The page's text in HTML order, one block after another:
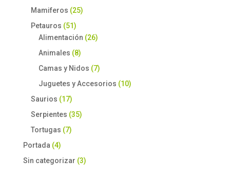
Mamiferos (25)
Petauros (51)
Alimentación (26)
Animales (8)
Camas y Nidos (7)
Juguetes y Accesorios (10)
Saurios (17)
Serpientes (35)
Tortugas (7)
Portada (4)
Sin categorizar (3)